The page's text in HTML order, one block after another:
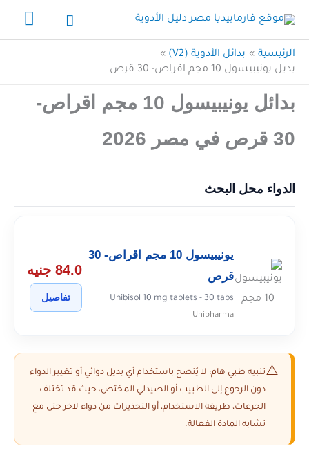
المحتوى
البحث
الرئيسية
بدائل الأدوية (V2)
بديل يونيبيسول 10 مجم اقراص- 30 قرص
بدائل يونيبيسول 10 مجم اقراص-
30 قرص في مصر 2026
الدواء محل البحث
يونيبيسول 10 مجم اقراص- 30
قرص
Unibisol 10 mg tablets - 30 tabs
Unipharma
84.0 جنيه
تفاصيل
تنبيه طبي هام: لا يُنصح باستخدام أي بديل دوائي أو تغيير الدواء
دون الرجوع إلى الطبيب أو الصيدلي المختص، حيث قد تختلف
الجرعات، طريقة الاستخدام، أو التحذيرات من دواء لآخر حتى مع
تشابه المادة الفعالة.